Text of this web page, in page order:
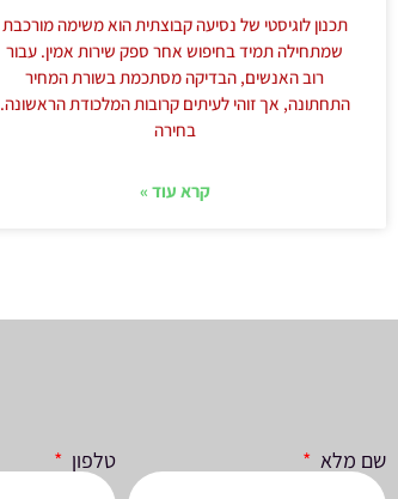
תכנון לוגיסטי של נסיעה קבוצתית הוא משימה מורכבת
שמתחילה תמיד בחיפוש אחר ספק שירות אמין. עבור
רוב האנשים, הבדיקה מסתכמת בשורת המחיר
התחתונה, אך זוהי לעיתים קרובות המלכודת הראשונה.
בחירה
קרא עוד »
שם מלא
טלפון